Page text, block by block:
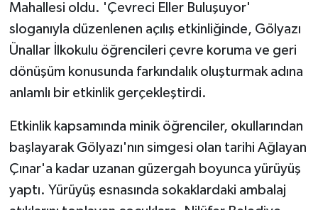
Mahallesi oldu. 'Çevreci Eller Buluşuyor'
sloganıyla düzenlenen açılış etkinliğinde, Gölyazı
Ünallar İlkokulu öğrencileri çevre koruma ve geri
dönüşüm konusunda farkındalık oluşturmak adına
anlamlı bir etkinlik gerçekleştirdi.
Etkinlik kapsamında minik öğrenciler, okullarından
başlayarak Gölyazı'nın simgesi olan tarihi Ağlayan
Çınar'a kadar uzanan güzergah boyunca yürüyüş
yaptı. Yürüyüş esnasında sokaklardaki ambalaj